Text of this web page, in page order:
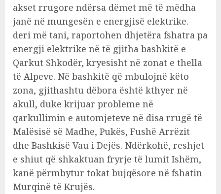
akset rrugore ndërsa dëmet më të mëdha
janë në mungesën e energjisë elektrike.
deri më tani, raportohen dhjetëra fshatra pa
energji elektrike në të gjitha bashkitë e
Qarkut Shkodër, kryesisht në zonat e thella
të Alpeve. Në bashkitë që mbulojnë këto
zona, gjithashtu dëbora është kthyer në
akull, duke krijuar probleme në
qarkullimin e automjeteve në disa rrugë të
Malësisë së Madhe, Pukës, Fushë Arrëzit
dhe Bashkisë Vau i Dejës. Ndërkohë, reshjet
e shiut që shkaktuan fryrje të lumit Ishëm,
kanë përmbytur tokat bujqësore në fshatin
Murqinë të Krujës.